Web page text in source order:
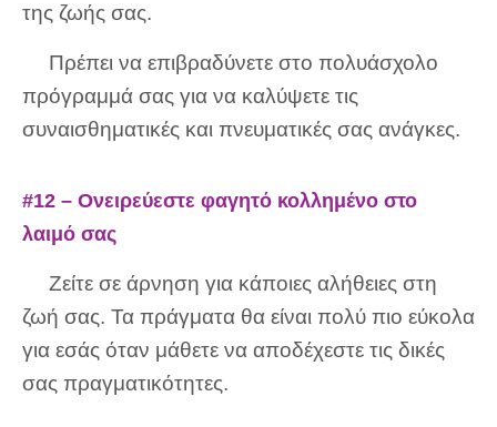
της ζωής σας.
Πρέπει να επιβραδύνετε στο πολυάσχολο
πρόγραμμά σας για να καλύψετε τις
συναισθηματικές και πνευματικές σας ανάγκες.
#12 – Ονειρεύεστε φαγητό κολλημένο στο
λαιμό σας
Ζείτε σε άρνηση για κάποιες αλήθειες στη
ζωή σας. Τα πράγματα θα είναι πολύ πιο εύκολα
για εσάς όταν μάθετε να αποδέχεστε τις δικές
σας πραγματικότητες.